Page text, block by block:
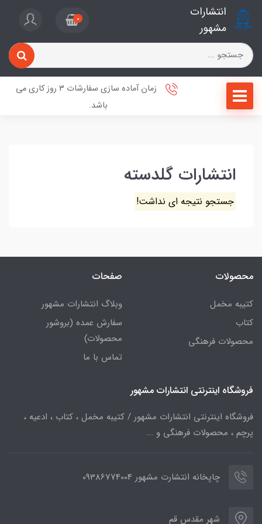
انتشارات
مشهور
0
زمان آماده سازی سفارشات 3 روز کاری می
باشد.
انتشارات گلدسته
جستجو نتیجه ای نداشت!
محصولات
کتیبه مخمل
کتاب
محصولات فرهنگی
صفحات
وبلاگ انتشارات مشهور
سفارش عمده (بروشور
محصولات)
تماس با ما
فروشگاه اینترنتی انتشارات مشهور
فروشگاه اینترنتی انتشارات مشهور / کتیبه مخمل ، کتاب ، ادعیه ،
پرچم ، محصولات فرهنگی و ...
چاپخانه انتشارت مشهور 09386774004
شهر مقدس قم